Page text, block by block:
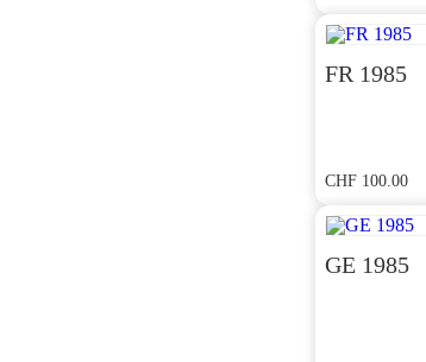
FR 1985
CHF100.00
GE 1985